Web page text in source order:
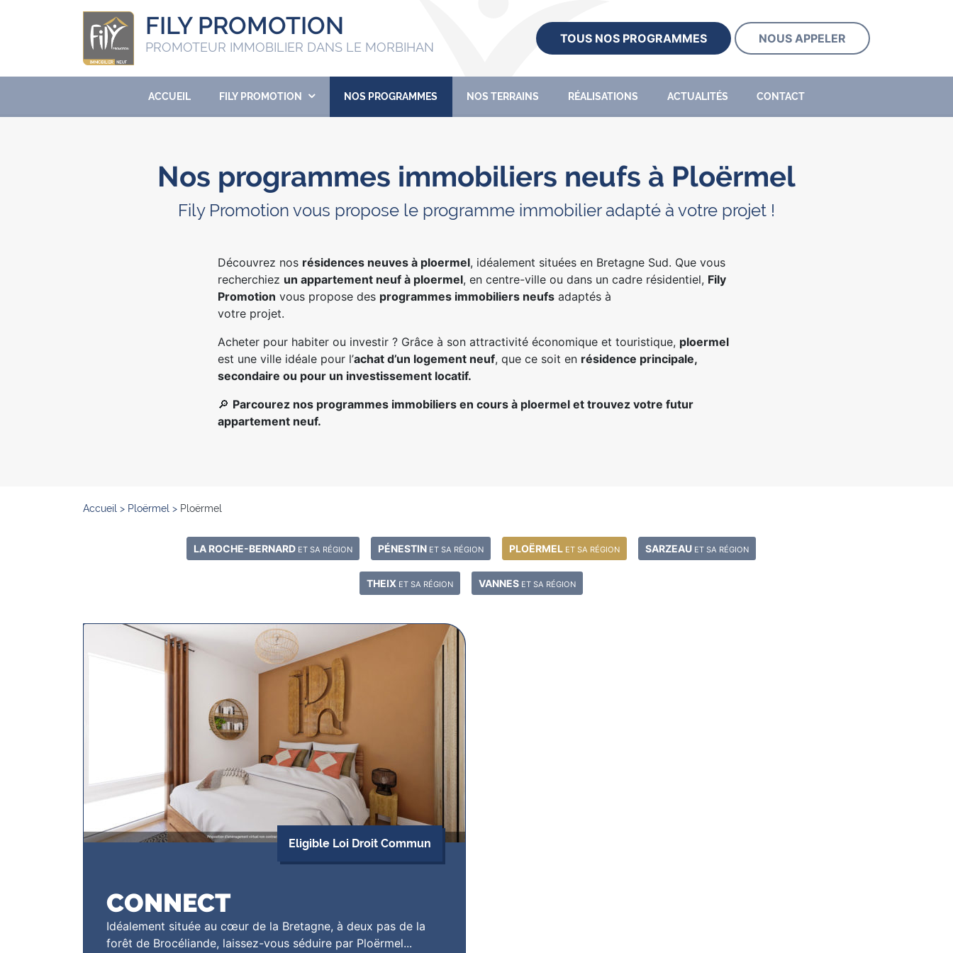
FILY PROMOTION
PROMOTEUR IMMOBILIER DANS LE MORBIHAN
TOUS NOS PROGRAMMES NOUS APPELER
ACCUEIL FILY PROMOTION NOS PROGRAMMES NOS TERRAINS RÉALISATIONS ACTUALITÉS CONTACT
Nos programmes immobiliers neufs à Ploërmel
Fily Promotion vous propose le programme immobilier adapté à votre projet !
Découvrez nos résidences neuves à ploermel, idéalement situées en Bretagne Sud. Que vous
recherchiez un appartement neuf à ploermel, en centre-ville ou dans un cadre résidentiel, Fily
Promotion vous propose des programmes immobiliers neufs adaptés à
votre projet.
Acheter pour habiter ou investir ? Grâce à son attractivité économique et touristique, ploermel
est une ville idéale pour l’achat d’un logement neuf, que ce soit en résidence principale,
secondaire ou pour un investissement locatif.
🔎 Parcourez nos programmes immobiliers en cours à ploermel et trouvez votre futur
appartement neuf.
Accueil > Ploërmel > Ploërmel
LA ROCHE-BERNARD ET SA RÉGION PÉNESTIN ET SA RÉGION PLOËRMEL ET SA RÉGION SARZEAU ET SA RÉGION
THEIX ET SA RÉGION VANNES ET SA RÉGION
Eligible Loi Droit Commun
CONNECT
Idéalement située au cœur de la Bretagne, à deux pas de la
forêt de Brocéliande, laissez-vous séduire par Ploërmel...